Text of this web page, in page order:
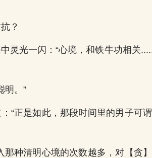
？
灵光一闪：“心境，和铁牛功相关
明。”
“正是如此，那段时间里的男子可
那种清明心境的次数越多，对【贪